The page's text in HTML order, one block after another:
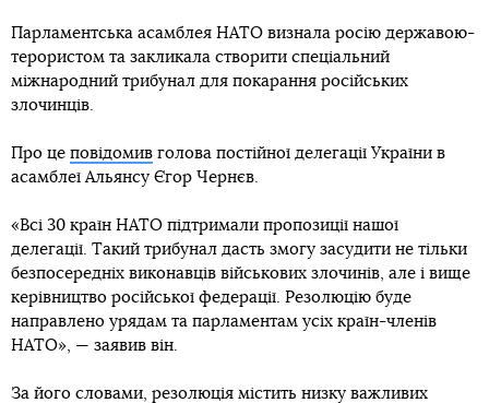
Парламентська асамблея НАТО визнала росію державою-
терористом та закликала створити спеціальний
міжнародний трибунал для покарання російських
злочинців.
Про це повідомив голова постійної делегації України в
асамблеї Альянсу Єгор Чернєв.
«Всі 30 країн НАТО підтримали пропозиції нашої
делегації. Такий трибунал дасть змогу засудити не тільки
безпосередніх виконавців військових злочинів, але і вище
керівництво російської федерації. Резолюцію буде
направлено урядам та парламентам усіх країн-членів
НАТО», — заявив він.
За його словами, резолюція містить низку важливих